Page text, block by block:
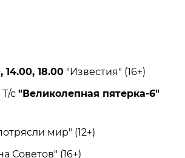
18.00 "Известия" (16+)
Т/с "Великолепная пятерка-6"
мир" (12+)
Советов" (16+)